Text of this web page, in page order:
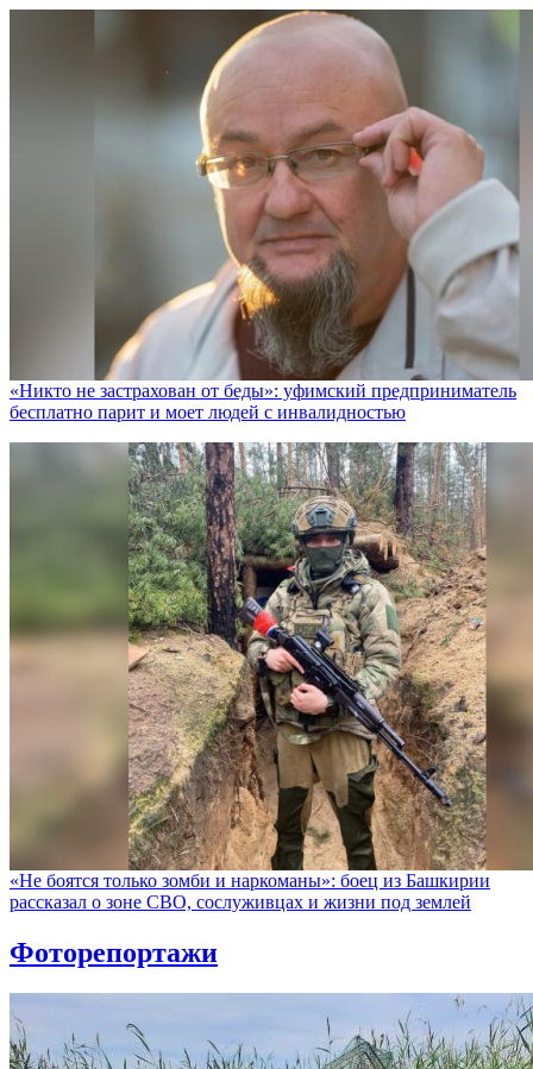
«Никто не заcтрахован от беды»: уфимский предприниматель
бесплатно парит и моет людей с инвалидностью
«Не боятся только зомби и наркоманы»: боец из Башкирии
рассказал о зоне СВО, сослуживцах и жизни под землей
Фоторепортажи